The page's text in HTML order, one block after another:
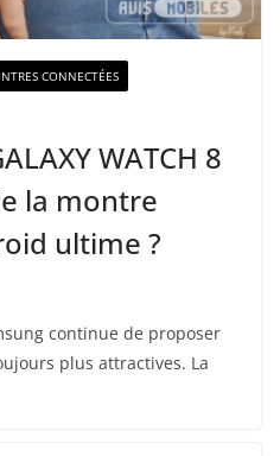
CONNECTÉES
WATCH 8
la montre
ultime ?
continue de proposer
plus attractives. La